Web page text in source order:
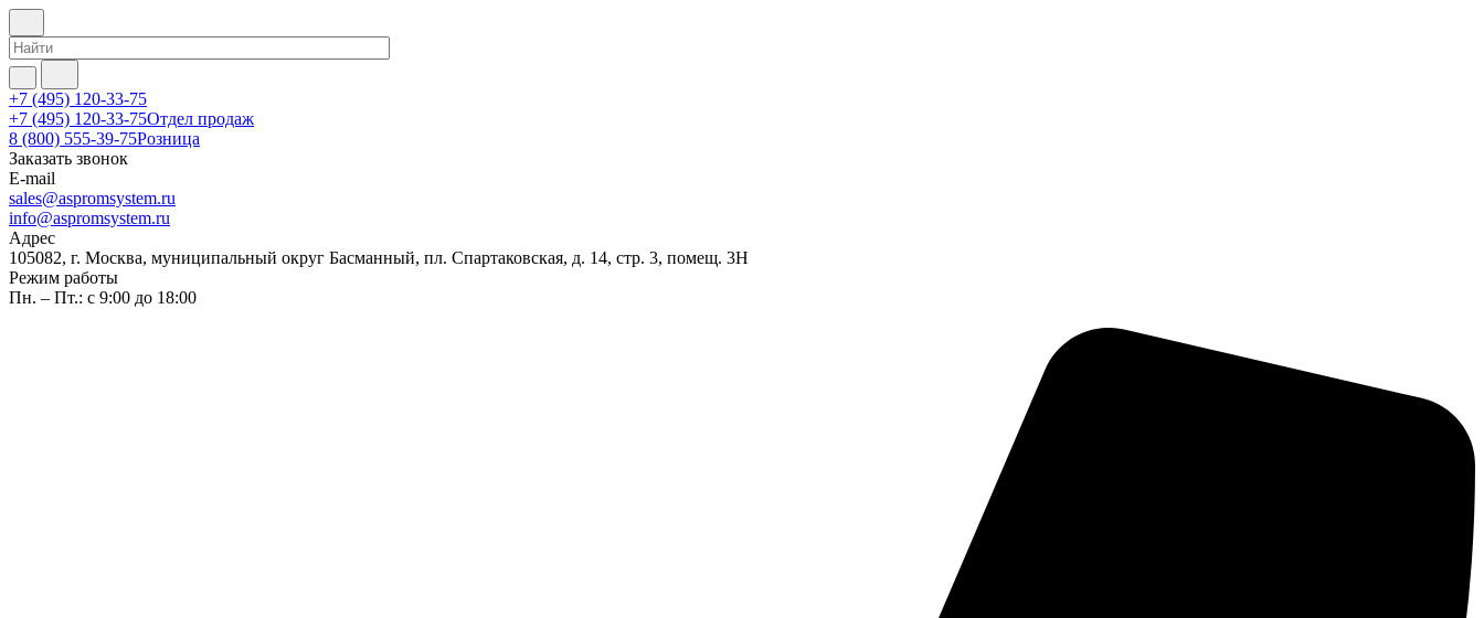
+7 (495) 120-33-75
+7 (495) 120-33-75Отдел продаж
8 (800) 555-39-75Розница
Заказать звонок
E-mail
sales@aspromsystem.ru
info@aspromsystem.ru
Адрес
105082, г. Москва, муниципальный округ Басманный, пл. Спартаковская, д. 14, стр. 3, помещ. 3Н
Режим работы
Пн. – Пт.: с 9:00 до 18:00